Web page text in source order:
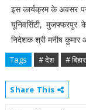
इस कार्यक्रम के अवसर
यूनिवर्सिटी,
निदेशक श्री मनीष कुमार
Tags # देश # बिहार
Share This